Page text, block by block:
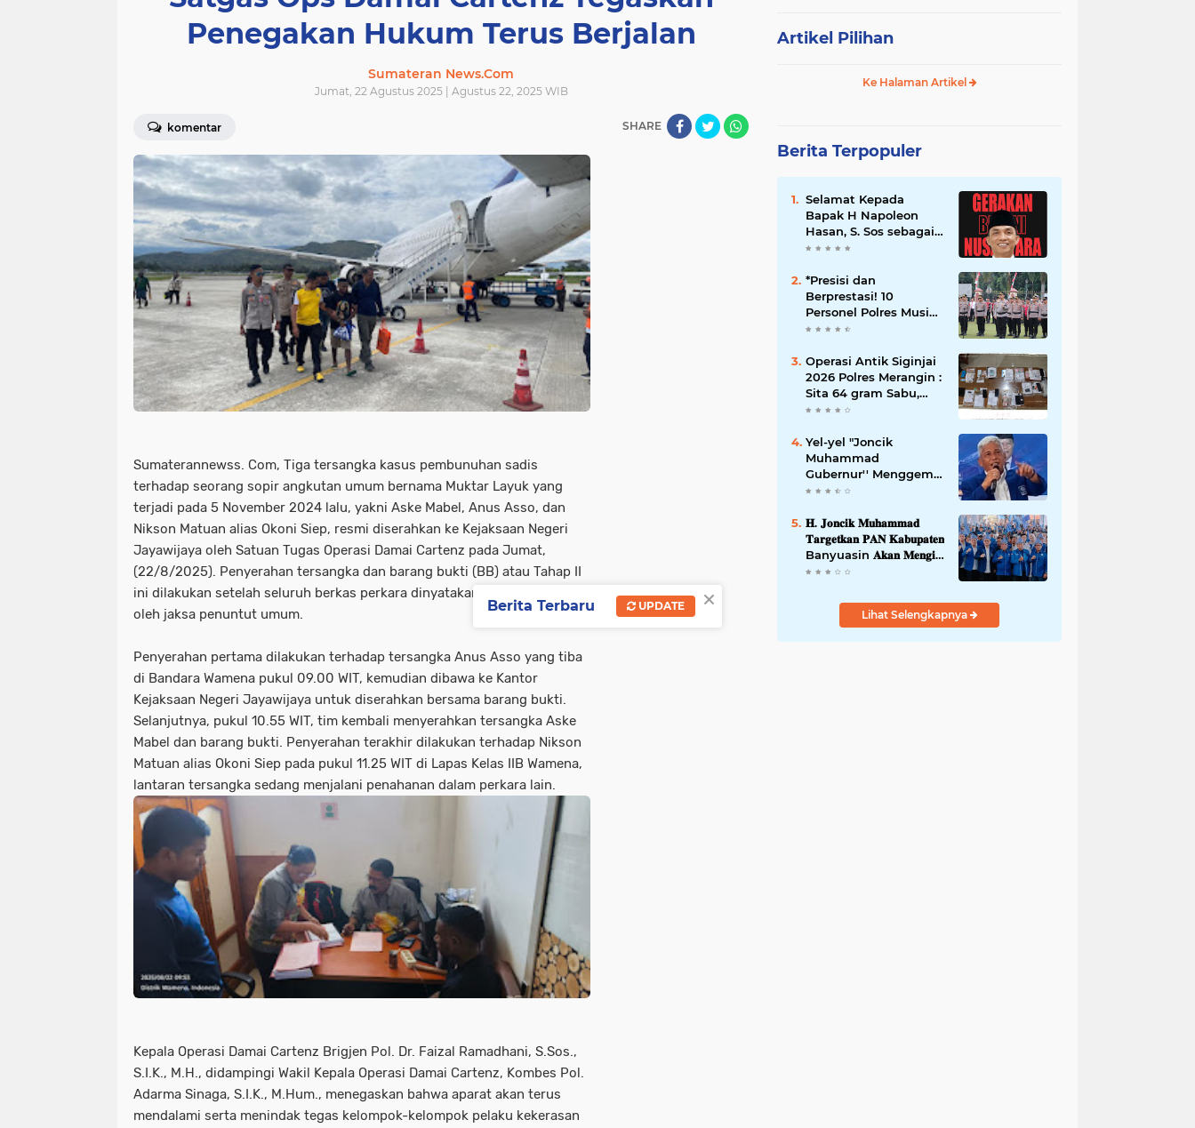
Penegakan Hukum Terus Berjalan
Sumateran News.Com
Jumat, 22 Agustus 2025 | Agustus 22, 2025 WIB
komentar SHARE
Sumaterannewss. Com, Tiga tersangka kasus pembunuhan sadis
terhadap seorang sopir angkutan umum bernama Muktar Layuk yang
terjadi pada 5 November 2024 lalu, yakni Aske Mabel, Anus Asso, dan
Nikson Matuan alias Okoni Siep, resmi diserahkan ke Kejaksaan Negeri
Jayawijaya oleh Satuan Tugas Operasi Damai Cartenz pada Jumat,
(22/8/2025). Penyerahan tersangka dan barang bukti (BB) atau Tahap II
ini dilakukan setelah seluruh berkas perkara dinyatakan lengkap (P-21)
oleh jaksa penuntut umum.
Penyerahan pertama dilakukan terhadap tersangka Anus Asso yang tiba
di Bandara Wamena pukul 09.00 WIT, kemudian dibawa ke Kantor
Kejaksaan Negeri Jayawijaya untuk diserahkan bersama barang bukti.
Selanjutnya, pukul 10.55 WIT, tim kembali menyerahkan tersangka Aske
Mabel dan barang bukti. Penyerahan terakhir dilakukan terhadap Nikson
Matuan alias Okoni Siep pada pukul 11.25 WIT di Lapas Kelas IIB Wamena,
lantaran tersangka sedang menjalani penahanan dalam perkara lain.
Kepala Operasi Damai Cartenz Brigjen Pol. Dr. Faizal Ramadhani, S.Sos.,
S.I.K., M.H., didampingi Wakil Kepala Operasi Damai Cartenz, Kombes Pol.
Adarma Sinaga, S.I.K., M.Hum., menegaskan bahwa aparat akan terus
mendalami serta menindak tegas kelompok-kelompok pelaku kekerasan
Artikel Pilihan
Ke Halaman Artikel
Berita Terpopuler
Selamat Kepada
Bapak H Napoleon
Hasan, S. Sos sebagai
Ketua DPD G. BRAN
*Presisi dan
Berprestasi! 10
Personel Polres Musi
Rawas Raih
Bergengsi dari
Kapolda Sumsel*
Operasi Antik Siginjai
2026 Polres Merangin :
Sita 64 gram Sabu,
42,46 gram Ganja, 5
Amankan 21 Orang
Tersangka
Yel-yel "Joncik
Muhammad
Gubernur'' Menggems
di Seantero Sumsel
𝐇. 𝐉𝐨𝐧𝐜𝐢𝐤 𝐌𝐮𝐡𝐚𝐦𝐦𝐚𝐝
𝐓𝐚𝐫𝐠𝐞𝐭𝐤𝐚𝐧 𝐏𝐀𝐍 𝐊𝐚𝐛𝐮𝐩𝐚𝐭𝐞𝐧
Banyuasin 𝐀𝐤𝐚𝐧 𝐌𝐞𝐧𝐠𝐢𝐬𝐢
𝐊𝐮𝐫𝐬𝐢 𝐃𝐞𝐰𝐚𝐧 𝐃𝐚𝐫𝐢 𝐓𝐢𝐧𝐠𝐤𝐚𝐭
Lihat Selengkapnya
×
Berita Terbaru UPDATE